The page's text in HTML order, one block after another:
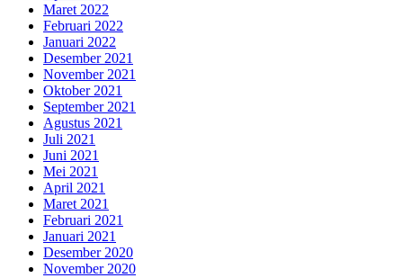
Maret 2022
Februari 2022
Januari 2022
Desember 2021
November 2021
Oktober 2021
September 2021
Agustus 2021
Juli 2021
Juni 2021
Mei 2021
April 2021
Maret 2021
Februari 2021
Januari 2021
Desember 2020
November 2020